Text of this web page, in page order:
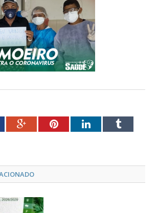
Google+PinterestLinkedInTumblr